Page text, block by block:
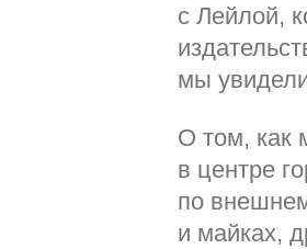
с Лейлой,
мы
О том, как
в центре
по
и майках,